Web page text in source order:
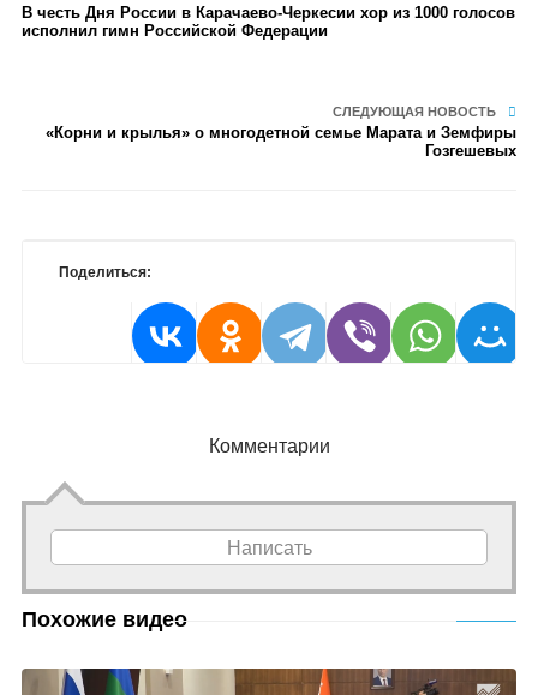
В честь Дня России в Карачаево-Черкесии хор из 1000 голосов
исполнил гимн Российской Федерации
СЛЕДУЮЩАЯ НОВОСТЬ
«Корни и крылья» о многодетной семье Марата и Земфиры
Гозгешевых
Поделиться:
Комментарии
Написать
Похожие видео